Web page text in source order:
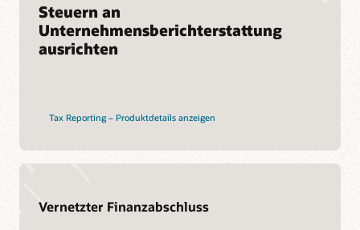
Steuern an
Unternehmensberichterstattung
ausrichten
Tax Reporting – Produktdetails anzeigen
Vernetzter Finanzabschluss